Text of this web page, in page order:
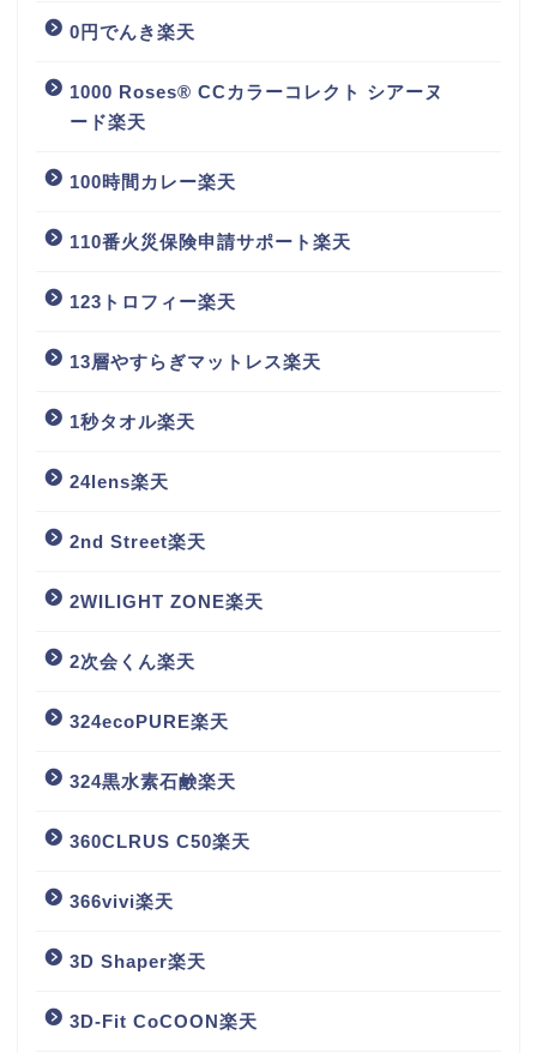
0円でんき楽天
1000 Roses® CCカラーコレクト シアーヌ
ード楽天
100時間カレー楽天
110番火災保険申請サポート楽天
123トロフィー楽天
13層やすらぎマットレス楽天
1秒タオル楽天
24lens楽天
2nd Street楽天
2WILIGHT ZONE楽天
2次会くん楽天
324ecoPURE楽天
324黒水素石鹸楽天
360CLRUS C50楽天
366vivi楽天
3D Shaper楽天
3D-Fit CoCOON楽天